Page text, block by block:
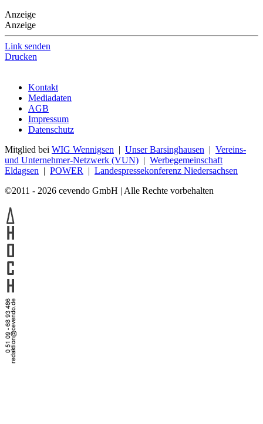
Anzeige
Anzeige
Link senden
Drucken
Kontakt
Mediadaten
AGB
Impressum
Datenschutz
Mitglied bei WIG Wennigsen | Unser Barsinghausen | Vereins-
und Unternehmer-Netzwerk (VUN) | Werbegemeinschaft
Eldagsen | POWER | Landespressekonferenz Niedersachsen
©2011 - 2026 cevendo GmbH | Alle Rechte vorbehalten